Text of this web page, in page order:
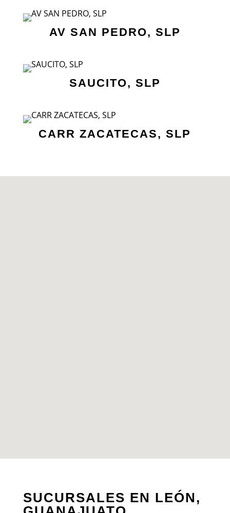
AV SAN PEDRO, SLP
SAUCITO, SLP
CARR ZACATECAS, SLP
SUCURSALES EN LEÓN,